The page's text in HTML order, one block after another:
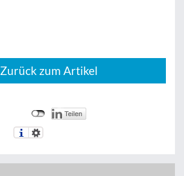
Zurück zum Artikel